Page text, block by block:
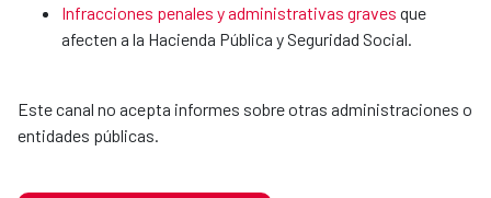
Infracciones penales y administrativas graves que
afecten a la Hacienda Pública y Seguridad Social.
Este canal no acepta informes sobre otras administraciones o
entidades públicas.